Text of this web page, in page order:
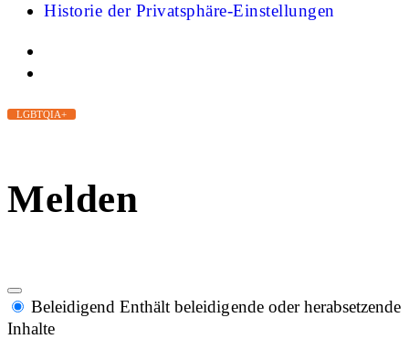
Historie der Privatsphäre-Einstellungen
LGBTQIA+
Melden
Beleidigend Enthält beleidigende oder herabsetzende
Inhalte